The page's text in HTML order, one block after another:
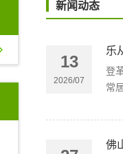
新闻动态
13
2026/07
乐
登
常
佛